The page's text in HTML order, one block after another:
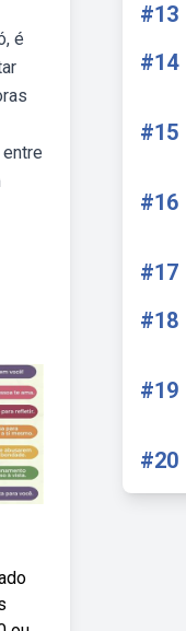
é
#13
#14
#15
#16
#17
#18
#19
#20